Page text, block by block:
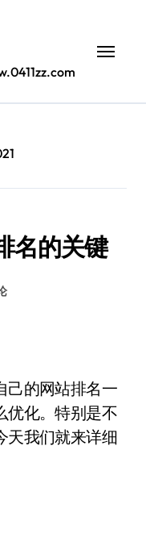
名的关键
己的网站排名一
优化。特别是不
天我们就来详细